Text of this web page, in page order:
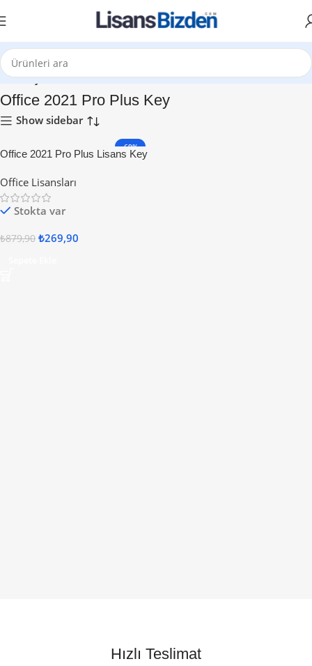
Ana Sayfa
Office 2021 Pro Plus Key
Show sidebar
-69%
Office 2021 Pro Plus Lisans Key
Office Lisansları
Stokta var
₺879,90 ₺269,90
Hızlı Teslimat